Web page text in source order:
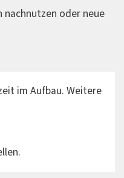
nachnutzen oder neue
im Aufbau. Weitere